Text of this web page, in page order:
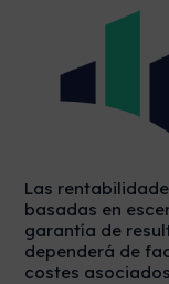
Las
basadas en
garantía de
dependerá de
costes